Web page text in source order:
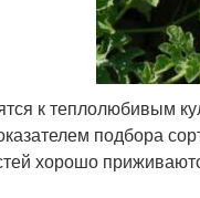
к теплолюбивым
подбора
хорошо